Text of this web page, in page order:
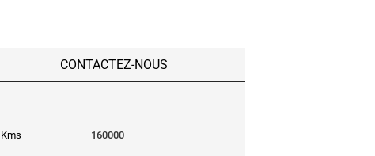
CONTACTEZ-NOUS
Kms 160000